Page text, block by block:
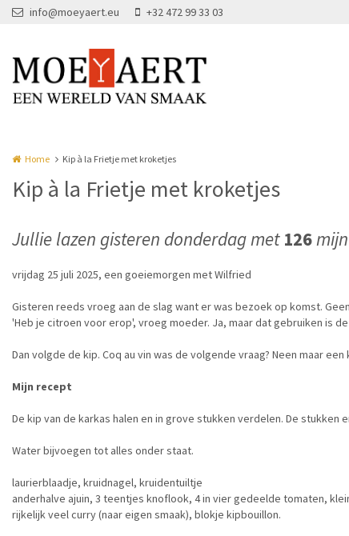
Overslaan en naar de inhoud gaan
info@moeyaert.eu +32 472 99 33 03
Home Kip à la Frietje met kroketjes
Kip à la Frietje met kroketjes
Jullie lazen gisteren donderdag met 126
vrijdag 25 juli 2025, een goeiemorgen met Wilfried
Gisteren reeds vroeg aan de slag want er was bezoek op komst.
'Heb je citroen voor erop', vroeg moeder. Ja, maar dat gebruiken is
Dan volgde de kip. Coq au vin was de volgende vraag? Neen maar
Mijn recept
De kip van de karkas halen en in grove stukken verdelen. De
Water bijvoegen tot alles onder staat.
laurierblaadje, kruidnagel, kruidentuiltje
anderhalve ajuin, 3 teentjes knoflook, 4 in vier gedeelde tomaten,
rijkelijk veel curry (naar eigen smaak), blokje kipbouillon.